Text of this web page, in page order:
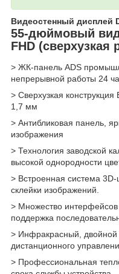
Видеостенный дисплей
55-дюймовый
FHD (сверхузкая
> ЖК-панель ADS
непрерывной работы 24
> Сверхузкая
1,7 мм
> Антибликовая панель,
изображения
> Технология заводской
высокой однородности
> Встроенная система
склейки изображений.
> Множество
поддержка
> Инфракрасный,
дистанционного
> Профессиональная